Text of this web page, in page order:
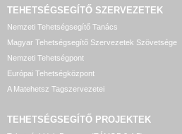
TEHETSÉGSEGÍTŐ SZERVEZETEK
Nemzeti Tehetségsegítő Tanács
Magyar Tehetségsegítő Szervezetek Szövetsége
Nemzeti Tehetségpont
Európai Tehetségközpont
A Matehetsz Tagszervezetei
TEHETSÉGSEGÍTŐ PROJEKTEK